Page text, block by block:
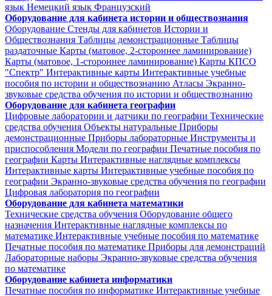
язык Немецкий язык Французский
Оборудование для кабинета истории и обществознания
Оборудование Стенды для кабинетов Истории и
Обществознания Таблицы демонстрационные Таблицы
раздаточные Карты (матовое, 2-стороннее ламинирование)
Карты (матовое, 1-стороннее ламинирование) Карты КПСО
"Спектр" Интерактивные карты Интерактивные учебные
пособия по истории и обществознанию Атласы Экранно-
звуковые средства обучения по истории и обществознанию
Оборудование для кабинета географии
Цифровые лаборатории и датчики по географии Технические
средства обучения Объекты натуральные Приборы
демонстрационные Приборы лабораторные Инструменты и
приспособления Модели по географии Печатные пособия по
географии Карты Интерактивные наглядные комплексы
Интерактивные карты Интерактивные учебные пособия по
географии Экранно-звуковые средства обучения по географии
Цифровая лаборатория по географии
Оборудование для кабинета математики
Технические средства обучения Оборудование общего
назначения Интерактивные наглядные комплексы по
математике Интерактивные учебные пособия по математике
Печатные пособия по математике Приборы для демонстраций
Лабораторные наборы Экранно-звуковые средства обучения
по математике
Оборудование кабинета информатики
Печатные пособия по информатике Интерактивные учебные